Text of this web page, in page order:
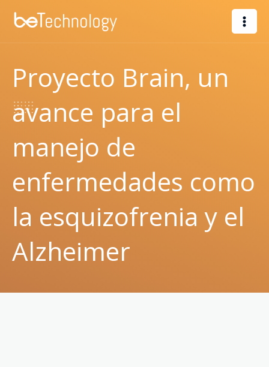
Proyecto Brain, un
avance para el
manejo de
enfermedades como
la esquizofrenia y el
Alzheimer